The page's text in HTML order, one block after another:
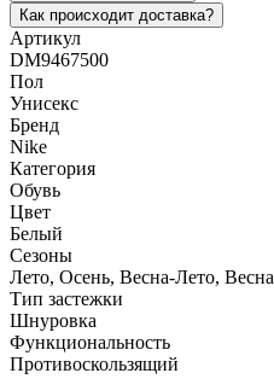
Как происходит доставка?
Артикул
DM9467500
Пол
Унисекс
Бренд
Nike
Категория
Обувь
Цвет
Белый
Сезоны
Лето, Осень, Весна-Лето, Весна
Тип застежки
Шнуровка
Функциональность
Противоскользящий